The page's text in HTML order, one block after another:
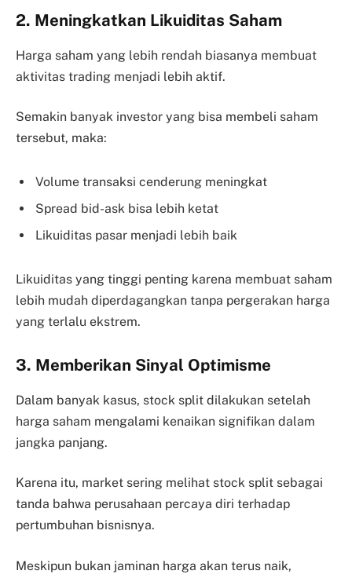
2. Meningkatkan Likuiditas Saham
Harga saham yang lebih rendah biasanya membuat
aktivitas trading menjadi lebih aktif.
Semakin banyak investor yang bisa membeli saham
tersebut, maka:
Volume transaksi cenderung meningkat
Spread bid-ask bisa lebih ketat
Likuiditas pasar menjadi lebih baik
Likuiditas yang tinggi penting karena membuat saham
lebih mudah diperdagangkan tanpa pergerakan harga
yang terlalu ekstrem.
3. Memberikan Sinyal Optimisme
Dalam banyak kasus, stock split dilakukan setelah
harga saham mengalami kenaikan signifikan dalam
jangka panjang.
Karena itu, market sering melihat stock split sebagai
tanda bahwa perusahaan percaya diri terhadap
pertumbuhan bisnisnya.
Meskipun bukan jaminan harga akan terus naik,